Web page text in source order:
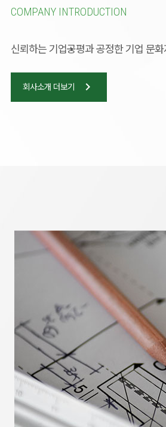
COMPANY INTRODUCTION
신뢰하는 기업공평과 공정한 기업 문화
회사소개 더보기 chevron_right